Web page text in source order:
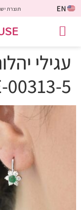
EN תוצרת ישראל | 30 יום החזר
עגילי
00313-5